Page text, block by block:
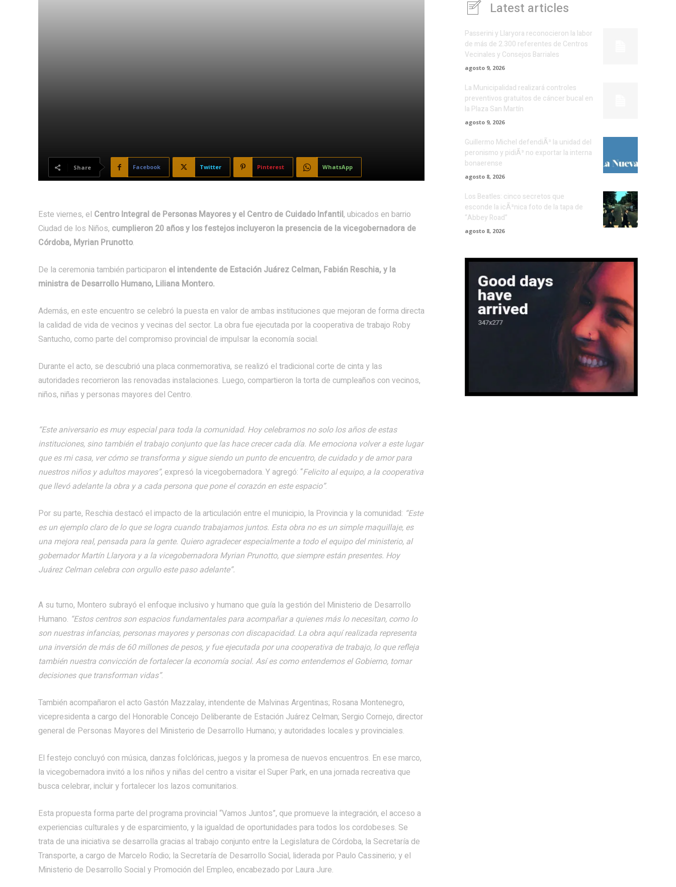
Share Facebook Twitter Pinterest WhatsApp
Este viernes, el Centro Integral de Personas Mayores y el Centro de Cuidado Infantil, ubicados en barrio
Ciudad de los Niños, cumplieron 20 años y los festejos incluyeron la presencia de la vicegobernadora de
Córdoba, Myrian Prunotto.
De la ceremonia también participaron el intendente de Estación Juárez Celman, Fabián Reschia, y la
ministra de Desarrollo Humano, Liliana Montero.
Además, en este encuentro se celebró la puesta en valor de ambas instituciones que mejoran de forma directa
la calidad de vida de vecinos y vecinas del sector. La obra fue ejecutada por la cooperativa de trabajo Roby
Santucho, como parte del compromiso provincial de impulsar la economía social.
Durante el acto, se descubrió una placa conmemorativa, se realizó el tradicional corte de cinta y las
autoridades recorrieron las renovadas instalaciones. Luego, compartieron la torta de cumpleaños con vecinos,
niños, niñas y personas mayores del Centro.
“Este aniversario es muy especial para toda la comunidad. Hoy celebramos no solo los años de estas
instituciones, sino también el trabajo conjunto que las hace crecer cada día. Me emociona volver a este lugar
que es mi casa, ver cómo se transforma y sigue siendo un punto de encuentro, de cuidado y de amor para
nuestros niños y adultos mayores”, expresó la vicegobernadora. Y agregó: “Felicito al equipo, a la cooperativa
que llevó adelante la obra y a cada persona que pone el corazón en este espacio”.
Por su parte, Reschia destacó el impacto de la articulación entre el municipio, la Provincia y la comunidad: “Este
es un ejemplo claro de lo que se logra cuando trabajamos juntos. Esta obra no es un simple maquillaje, es
una mejora real, pensada para la gente. Quiero agradecer especialmente a todo el equipo del ministerio, al
gobernador Martín Llaryora y a la vicegobernadora Myrian Prunotto, que siempre están presentes. Hoy
Juárez Celman celebra con orgullo este paso adelante”.
A su turno, Montero subrayó el enfoque inclusivo y humano que guía la gestión del Ministerio de Desarrollo
Humano. “Estos centros son espacios fundamentales para acompañar a quienes más lo necesitan, como lo
son nuestras infancias, personas mayores y personas con discapacidad. La obra aquí realizada representa
una inversión de más de 60 millones de pesos, y fue ejecutada por una cooperativa de trabajo, lo que refleja
también nuestra convicción de fortalecer la economía social. Así es como entendemos el Gobierno, tomar
decisiones que transforman vidas”.
También acompañaron el acto Gastón Mazzalay, intendente de Malvinas Argentinas; Rosana Montenegro,
vicepresidenta a cargo del Honorable Concejo Deliberante de Estación Juárez Celman; Sergio Cornejo, director
general de Personas Mayores del Ministerio de Desarrollo Humano; y autoridades locales y provinciales.
El festejo concluyó con música, danzas folclóricas, juegos y la promesa de nuevos encuentros. En ese marco,
la vicegobernadora invitó a los niños y niñas del centro a visitar el Super Park, en una jornada recreativa que
busca celebrar, incluir y fortalecer los lazos comunitarios.
Esta propuesta forma parte del programa provincial “Vamos Juntos”, que promueve la integración, el acceso a
experiencias culturales y de esparcimiento, y la igualdad de oportunidades para todos los cordobeses. Se
trata de una iniciativa se desarrolla gracias al trabajo conjunto entre la Legislatura de Córdoba, la Secretaría de
Transporte, a cargo de Marcelo Rodio; la Secretaría de Desarrollo Social, liderada por Paulo Cassinerio; y el
Ministerio de Desarrollo Social y Promoción del Empleo, encabezado por Laura Jure.
Latest articles
Passerini y Llaryora reconocieron la labor
de más de 2.300 referentes de Centros
Vecinales y Consejos Barriales
agosto 9, 2026
La Municipalidad realizará controles
preventivos gratuitos de cáncer bucal en
la Plaza San Martín
agosto 9, 2026
Guillermo Michel defendiÃ³ la unidad del
peronismo y pidiÃ³ no exportar la interna
bonaerense
agosto 8, 2026
Los Beatles: cinco secretos que
esconde la icÃ³nica foto de la tapa de
“Abbey Road”
agosto 8, 2026